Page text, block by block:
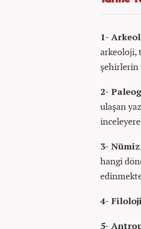
1-
arkeoloji,
şehirlerin
2-
ulaşan
3-
hangi
4-
5-